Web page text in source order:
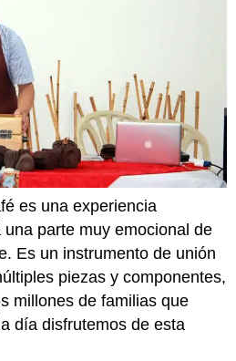
es una experiencia
parte muy emocional de
Es un instrumento de unión
piezas y componentes,
millones de familias que
día disfrutemos de esta